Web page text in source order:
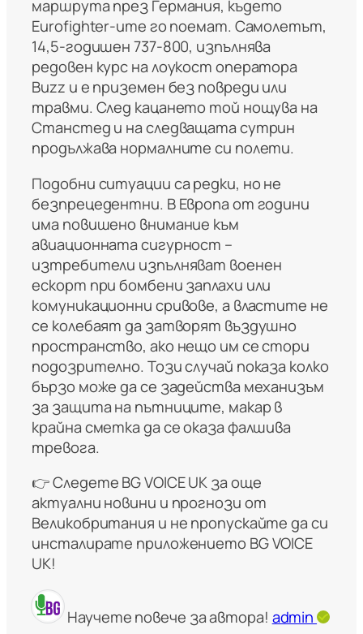
маршрута през Германия, където
Eurofighter‑ите го поемат. Самолетът,
14,5‑годишен 737‑800, изпълнява
редовен курс на лоукост оператора
Buzz и е приземен без повреди или
травми. След кацането той нощува на
Станстед и на следващата сутрин
продължава нормалните си полети.
Подобни ситуации са редки, но не
безпрецедентни. В Европа от години
има повишено внимание към
авиационната сигурност –
изтребители изпълняват военен
ескорт при бомбени заплахи или
комуникационни сривове, а властите не
се колебаят да затворят въздушно
пространство, ако нещо им се стори
подозрително. Този случай показа колко
бързо може да се задейства механизъм
за защита на пътниците, макар в
крайна сметка да се оказа фалшива
тревога.
👉 Следете BG VOICE UK за още
актуални новини и прогнози от
Великобритания и не пропускайте да си
инсталирате приложението BG VOICE
UK!
Научете повече за автора! admin